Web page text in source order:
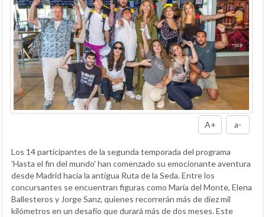
A+ a-
Los 14 participantes de la segunda temporada del programa
'Hasta el fin del mundo' han comenzado su emocionante aventura
desde Madrid hacia la antigua Ruta de la Seda. Entre los
concursantes se encuentran figuras como María del Monte, Elena
Ballesteros y Jorge Sanz, quienes recorrerán más de diez mil
kilómetros en un desafío que durará más de dos meses. Este